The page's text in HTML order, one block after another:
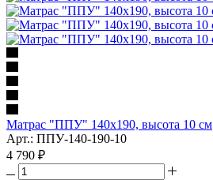
Матрас "ППУ" 140x190, высота 10 см
Арт.: ППУ-140-190-10
4 790 ₽